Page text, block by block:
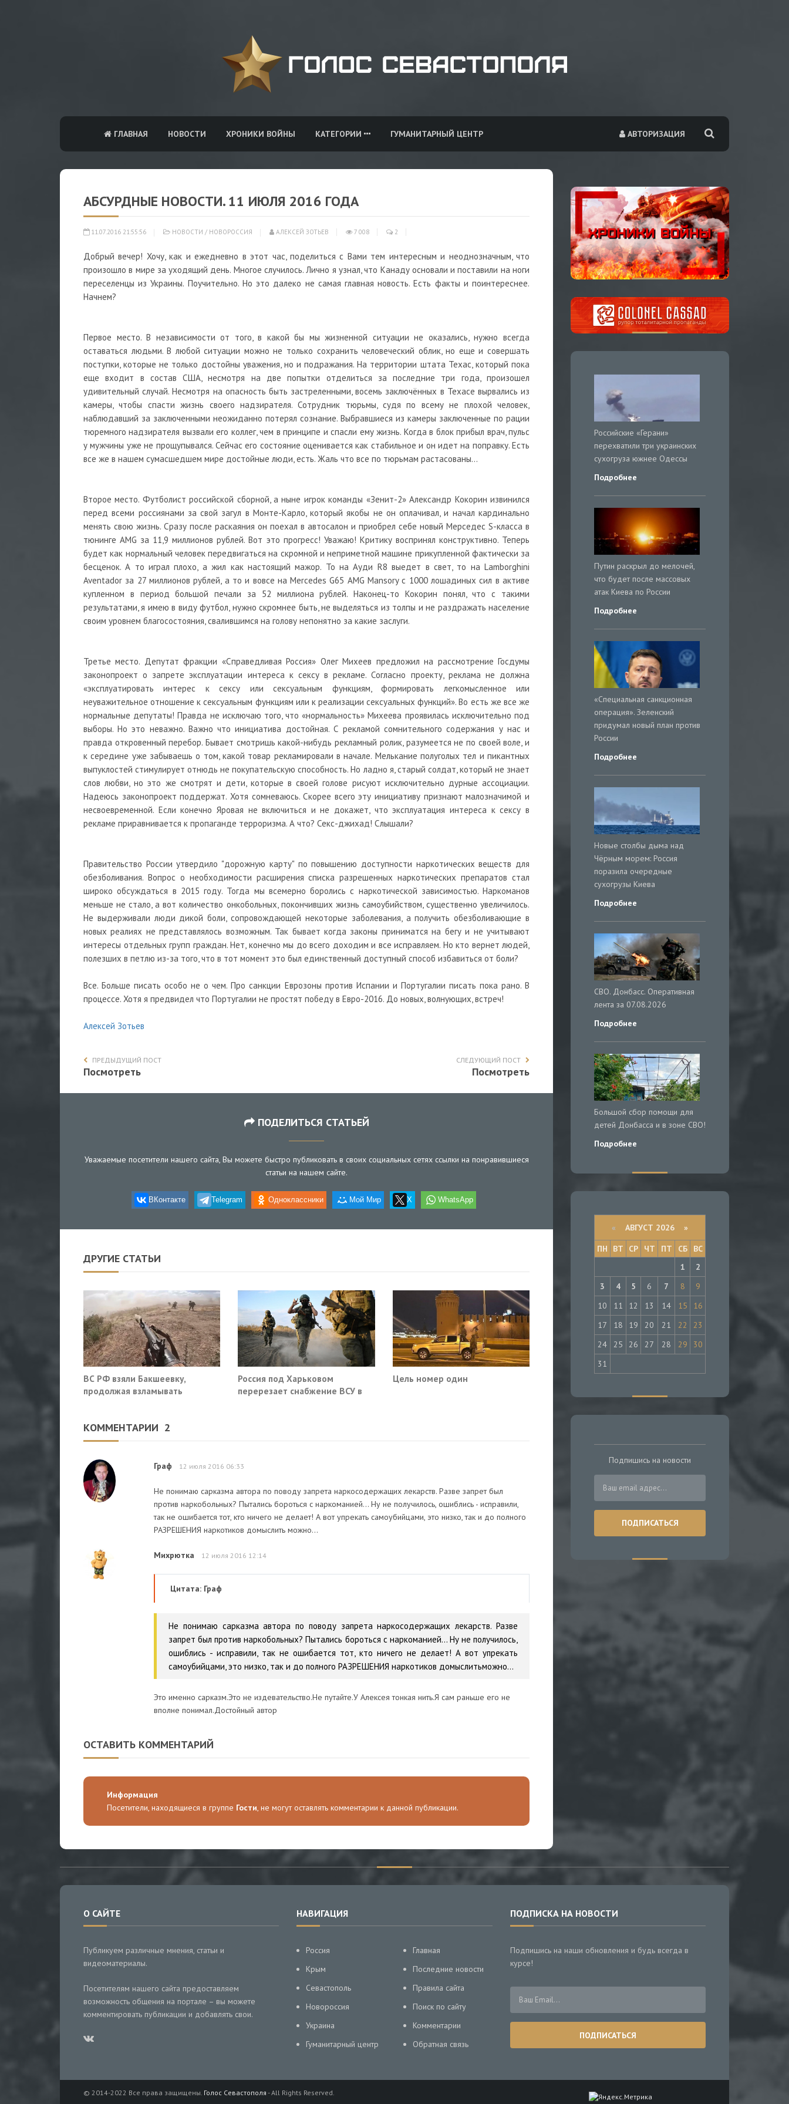
АВТОРИЗАЦИЯ
ГЛАВНАЯ НОВОСТИ ХРОНИКИ ВОЙНЫ КАТЕГОРИИ ГУМАНИТАРНЫЙ ЦЕНТР
АБСУРДНЫЕ НОВОСТИ. 11 ИЮЛЯ 2016 ГОДА
11.07.2016 21:55:56 НОВОСТИ / НОВОРОССИЯ АЛЕКСЕЙ ЗОТЬЕВ 7 008 2
Добрый вечер! Хочу, как и ежедневно в этот час, поделиться с Вами тем интересным и неоднозначным, что
произошло в мире за уходящий день. Многое случилось. Лично я узнал, что Канаду основали и поставили на ноги
переселенцы из Украины. Поучительно. Но это далеко не самая главная новость. Есть факты и поинтереснее.
Начнем?
Первое место. В независимости от того, в какой бы мы жизненной ситуации не оказались, нужно всегда
оставаться людьми. В любой ситуации можно не только сохранить человеческий облик, но еще и совершать
поступки, которые не только достойны уважения, но и подражания. На территории штата Техас, который пока
еще входит в состав США, несмотря на две попытки отделиться за последние три года, произошел
удивительный случай. Несмотря на опасность быть застреленными, восемь заключённых в Техасе вырвались из
камеры, чтобы спасти жизнь своего надзирателя. Сотрудник тюрьмы, судя по всему не плохой человек,
наблюдавший за заключенными неожиданно потерял сознание. Выбравшиеся из камеры заключенные по рации
тюремного надзирателя вызвали его коллег, чем в принципе и спасли ему жизнь. Когда в блок прибыл врач, пульс
у мужчины уже не прощупывался. Сейчас его состояние оценивается как стабильное и он идет на поправку. Есть
все же в нашем сумасшедшем мире достойные люди, есть. Жаль что все по тюрьмам растасованы…
Второе место. Футболист российской сборной, а ныне игрок команды «Зенит-2» Александр Кокорин извинился
перед всеми россиянами за свой загул в Монте-Карло, который якобы не он оплачивал, и начал кардинально
менять свою жизнь. Сразу после раскаяния он поехал в автосалон и приобрел себе новый Мерседес S-класса в
тюнинге AMG за 11,9 миллионов рублей. Вот это прогресс! Уважаю! Критику воспринял конструктивно. Теперь
будет как нормальный человек передвигаться на скромной и неприметной машине прикупленной фактически за
бесценок. А то играл плохо, а жил как настоящий мажор. То на Ауди R8 выедет в свет, то на Lamborghini
Aventador за 27 миллионов рублей, а то и вовсе на Mercedes G65 AMG Mansory с 1000 лошадиных сил в активе
купленном в период большой печали за 52 миллиона рублей. Наконец-то Кокорин понял, что с такими
результатами, я имею в виду футбол, нужно скромнее быть, не выделяться из толпы и не раздражать население
своим уровнем благосостояния, свалившимся на голову непонятно за какие заслуги.
Третье место. Депутат фракции «Справедливая Россия» Олег Михеев предложил на рассмотрение Госдумы
законопроект о запрете эксплуатации интереса к сексу в рекламе. Согласно проекту, реклама не должна
«эксплуатировать интерес к сексу или сексуальным функциям, формировать легкомысленное или
неуважительное отношение к сексуальным функциям или к реализации сексуальных функций». Во есть же все же
нормальные депутаты! Правда не исключаю того, что «нормальность» Михеева проявилась исключительно под
выборы. Но это неважно. Важно что инициатива достойная. С рекламой сомнительного содержания у нас и
правда откровенный перебор. Бывает смотришь какой-нибудь рекламный ролик, разумеется не по своей воле, и
к середине уже забываешь о том, какой товар рекламировали в начале. Мелькание полуголых тел и пикантных
выпуклостей стимулирует отнюдь не покупательскую способность. Но ладно я, старый солдат, который не знает
слов любви, но это же смотрят и дети, которые в своей голове рисуют исключительно дурные ассоциации.
Надеюсь законопроект поддержат. Хотя сомневаюсь. Скорее всего эту инициативу признают малозначимой и
несвоевременной. Если конечно Яровая не включиться и не докажет, что эксплуатация интереса к сексу в
рекламе приравнивается к пропаганде терроризма. А что? Секс-джихад! Слышали?
Правительство России утвердило "дорожную карту" по повышению доступности наркотических веществ для
обезболивания. Вопрос о необходимости расширения списка разрешенных наркотических препаратов стал
широко обсуждаться в 2015 году. Тогда мы всемерно боролись с наркотической зависимостью. Наркоманов
меньше не стало, а вот количество онкобольных, покончивших жизнь самоубийством, существенно увеличилось.
Не выдерживали люди дикой боли, сопровождающей некоторые заболевания, а получить обезболивающие в
новых реалиях не представлялось возможным. Так бывает когда законы приниматся на бегу и не учитывают
интересы отдельных групп граждан. Нет, конечно мы до всего доходим и все исправляем. Но кто вернет людей,
полезших в петлю из-за того, что в тот момент это был единственный доступный способ избавиться от боли?
Все. Больше писать особо не о чем. Про санкции Еврозоны против Испании и Португалии писать пока рано. В
процессе. Хотя я предвидел что Португалии не простят победу в Евро-2016. До новых, волнующих, встреч!
Алексей Зотьев
ПРЕДЫДУЩИЙ ПОСТ
Посмотреть
СЛЕДУЮЩИЙ ПОСТ
Посмотреть
ПОДЕЛИТЬСЯ СТАТЬЕЙ
Уважаемые посетители нашего сайта, Вы можете быстро публиковать в своих социальных сетях ссылки на понравившиеся
статьи на нашем сайте.
ВКонтакте Telegram Одноклассники Мой Мир X WhatsApp
ДРУГИЕ СТАТЬИ
ВС РФ взяли Бакшеевку,
продолжая взламывать
Россия под Харьковом
перерезает снабжение ВСУ в
Цель номер один
КОММЕНТАРИИ 2
Граф 12 июля 2016 06:33
Не понимаю сарказма автора по поводу запрета наркосодержащих лекарств. Разве запрет был
против наркобольных? Пытались бороться с наркоманией... Ну не получилось, ошиблись - исправили,
так не ошибается тот, кто ничего не делает! А вот упрекать самоубийцами, это низко, так и до полного
РАЗРЕШЕНИЯ наркотиков домыслить можно...
Михрютка 12 июля 2016 12:14
Цитата: Граф
Не понимаю сарказма автора по поводу запрета наркосодержащих лекарств. Разве
запрет был против наркобольных? Пытались бороться с наркоманией... Ну не получилось,
ошиблись - исправили, так не ошибается тот, кто ничего не делает! А вот упрекать
самоубийцами, это низко, так и до полного РАЗРЕШЕНИЯ наркотиков домыслитьможно...
Это именно сарказм.Это не издевательство.Не путайте.У Алексея тонкая нить.Я сам раньше его не
вполне понимал.Достойный автор
ОСТАВИТЬ КОММЕНТАРИЙ
Информация
Посетители, находящиеся в группе Гости, не могут оставлять комментарии к данной публикации.
Российские «Герани»
перехватили три украинских
сухогруза южнее Одессы
Подробнее
Путин раскрыл до мелочей,
что будет после массовых
атак Киева по России
Подробнее
«Специальная санкционная
операция». Зеленский
придумал новый план против
России
Подробнее
Новые столбы дыма над
Чёрным морем: Россия
поразила очередные
сухогрузы Киева
Подробнее
СВО. Донбасс. Оперативная
лента за 07.08.2026
Подробнее
Большой сбор помощи для
детей Донбасса и в зоне СВО!
Подробнее
« АВГУСТ 2026 »
ПН
ВТ СР ЧТ ПТ СБ
ВС
1
2
3
4 5 6 7 8
9
10
11 12 13 14 15
16
17
18 19 20 21 22
23
24
25 26 27 28 29
30
31
Подпишись на новости
О САЙТЕ
Публикуем различные мнения, статьи и
видеоматериалы.
Посетителям нашего сайта предоставляем
возможность общения на портале – вы можете
комментировать публикации и добавлять свои.
НАВИГАЦИЯ
Россия
Крым
Севастополь
Новороссия
Украина
Гуманитарный центр
Главная
Последние новости
Правила сайта
Поиск по сайту
Комментарии
Обратная связь
ПОДПИСКА НА НОВОСТИ
Подпишись на наши обновления и будь всегда в
курсе!
© 2014-2022 Все права защищены. Голос Севастополя - All Rights Reserved.